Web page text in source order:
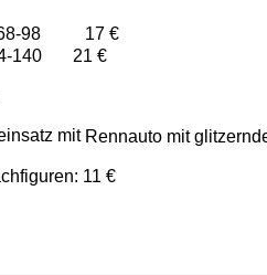
68-98 17 €
21 €
mitRennauto mit
11 €